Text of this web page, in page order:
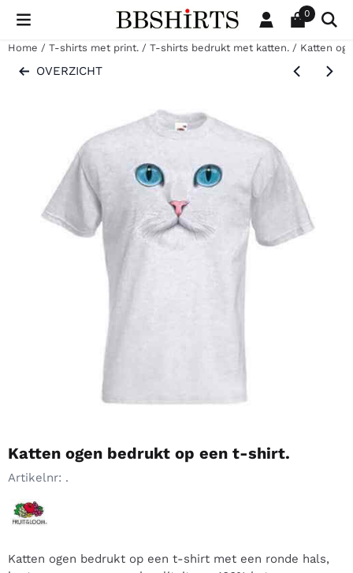
Cookievoorkeuren zijn beschikbaar. Kies instellingen of sta
0
Home / T-shirts met print. / T-shirts bedrukt met katten. / Katten
OVERZICHT
Katten ogen bedrukt op een t-shirt.
Artikelnr: .
Katten ogen bedrukt op een t-shirt met een ronde hals,